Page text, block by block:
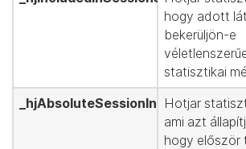
hogy adott
bekerüljön-e
statisztikai
_hjAbsoluteSessionInProgress
Hotjar
ami azt
hogy először